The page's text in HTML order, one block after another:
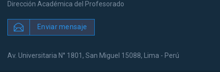
Dirección Académica del Profesorado
Enviar mensaje
Av. Universitaria N° 1801, San Miguel 15088, Lima - Perú